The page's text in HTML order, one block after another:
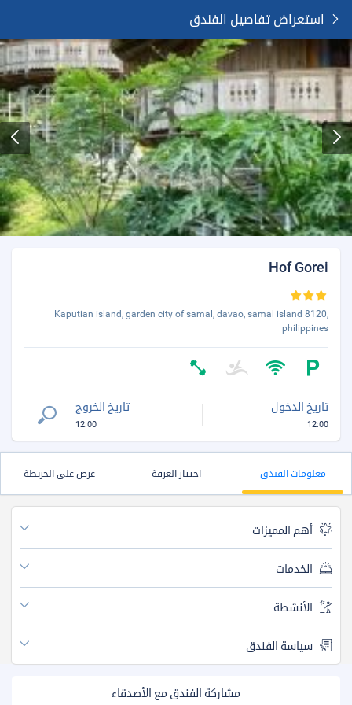
استعراض تفاصيل الفندق
Hof Gorei
Kaputian island, garden city of samal, davao, samal island 8120,
philippines
تاريخ الدخول
12:00
تاريخ الخروج
12:00
معلومات الفندق اختيار الغرفة عرض على الخريطة
أهم المميزات
الخدمات
الأنشطة
سياسة الفندق
مشاركة الفندق مع الأصدقاء